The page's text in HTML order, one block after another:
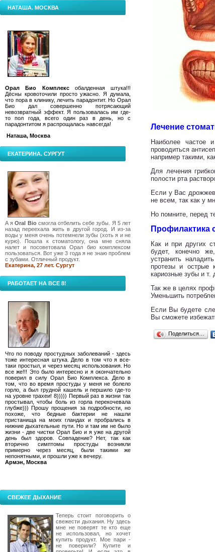
НАТАША. МОСКВА
Орал Био Комплексобалденная штука!!!
Дёсны кровоточили просто ужасно. Я думала,
что пора в клинику, лечить парадонтит. Но Орал
Био дал совершенно потрясающий
невозвратный эффект. Я пользовалась им где-
то пол года, всего один раз в день, но с
парадонтитом я распрощалась навсегда!
Наташа, Москва
ЕКАТЕРИНА. СУРГУТ
А я Oral Bio смогла отбелить себе зубы. Я 5 лет
назад переехала жить в другой город. И из-за
воды у меня очень потемнели зубы (хоть я и не
курю). Пошла к стоматологу, она мне сняла
налет и посоветовала Орал био комплексом
пользоваться. Вот уже 3 года я не знаю проблем
с зубами. Отличный продукт.
Екатерина, 27 лет. Сургут
РАБОТАЕТ НА ВСЕ 8!
Что по поводу простудных заболеваний - здесь
тоже интересная штука. Дело в том что я все-
таки простыл, и через месяц использования. Но
все же!!! Это было интересно и я окончательно
поверил в силу Орал Био Комплекса. Дело в
том, что во время простуды у меня не болело
горло, а был грудной кашель и першило где-то
на уровне трахеи! 8))))) Первый раз в жизни так
простывал, чтобы боль из горла перекочевала
глубже))) Прошу прощения за подробности, но
похоже, что бедные бактерии не нашли
пристанища на моих гландах и пробрались в
нижние дыхательные пути. Но и там им не было
жизни - две чистки Орал Био и я уже на другой
день был здоров. Совпадение? Нет, так как
вторично симптомы простуды возникли
примерно через месяц, были такими же
непонятными, и прошли уже к вечеру.
Армэн, Москва
СВЕЖЕЕ ДЫХАНИЕ
Теперь стоит поговорить о
свежести дыхания. Ну здесь
мне не поверят те кто еще
не использовал, но хочет
купить продукт. Мое пари -
не поверили? Купите и
Лечение
Наиболее частое
проводиться
например такими,
Для лечения
полости рта
Если у Вас
не всем, так как у
Но помните, перед
Профилактика
Как и при других
будет, конечно
устранить
протезы и острые
кариозные зубы и т.
Так же в целях
Уменьшить
Если Вы будете
Вы сможете
Поделиться…